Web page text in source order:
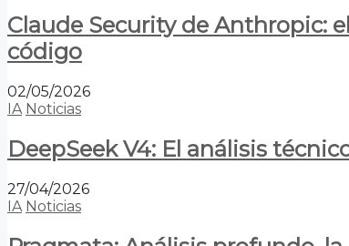
Claude Security de Anthropic:
código
02/05/2026
IA Noticias
DeepSeek V4: El análisis
27/04/2026
IA Noticias